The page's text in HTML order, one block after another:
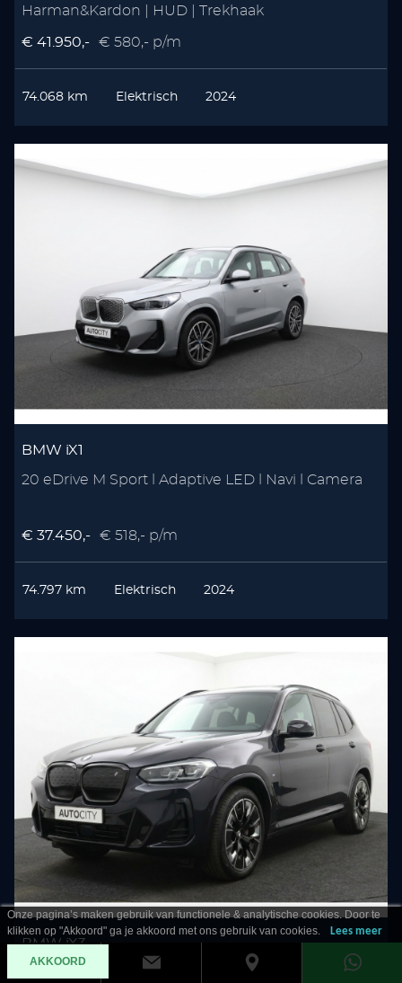
Harman&Kardon | HUD | Trekhaak
€ 41.950,- € 580,- p/m
74.068 km Elektrisch 2024
BMW iX1
20 eDrive M Sport l Adaptive LED l Navi l Camera
€ 37.450,- € 518,- p/m
74.797 km Elektrisch 2024
BMW iX3
80KWH High Executive SOH 100%! Pano l HUD l
Onze pagina’s maken gebruik van functionele & analytische cookies. Door te
klikken op "Akkoord" ga je akkoord met ons gebruik van cookies.
Lees meer
AKKOORD